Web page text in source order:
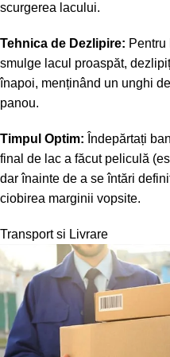
scurgerea lacului.
Tehnica de Dezlipire: Pentru
smulge lacul proaspăt,
înapoi, menținând un unghi
panou.
Timpul Optim: Îndepărtați
final de lac a făcut peliculă
dar înainte de a se întări
ciobirea marginii vopsite.
Transport si Livrare